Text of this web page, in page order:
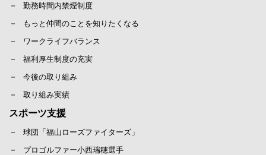
勤務時間内禁煙制度
もっと仲間のことを知りたくなる
ワークライフバランス
福利厚生制度の充実
今後の取り組み
取り組み実績
スポーツ支援
球団「福山ローズファイターズ」
プロゴルファー小西瑞穂選手